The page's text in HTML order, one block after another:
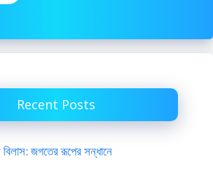
Recent Posts
জগতের রূপের সন্ধানে